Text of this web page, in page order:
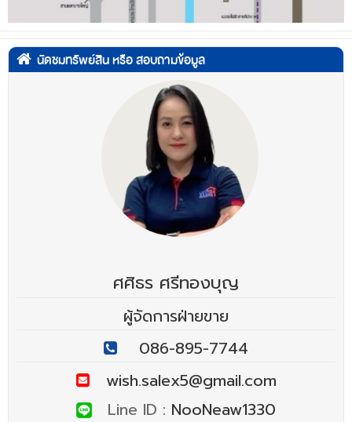
นัดชมทรัพย์สิน หรือ สอบถามข้อมูล
ศศิธร ศรีทองบุญ
ผู้จัดการฝ่ายขาย
086-895-7744
wish.salex5@gmail.com
Line ID : NooNeaw1330